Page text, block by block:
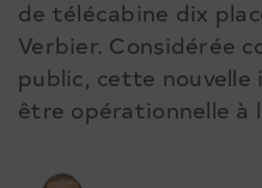
de télécabine dix
Verbier. Considérée
public, cette
être opérationnelle à